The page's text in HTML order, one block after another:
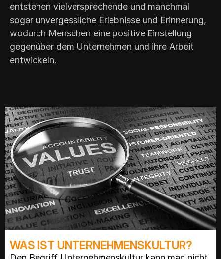
entstehen vielversprechende und manchmal
sogar unvergessliche Erlebnisse und Erinnerung,
wodurch Menschen eine positive Einstellung
gegenüber dem Unternehmen und ihre Arbeit
entwickeln.
WAS IST UNTERNEHMENSKULTUR?